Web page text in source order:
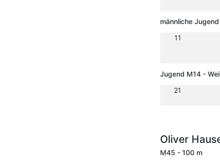
männliche
11
Jugend M14 -
21
Oliver
M45 - 100 m